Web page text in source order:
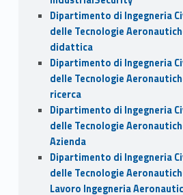
Dipartimento di Ingegneria
delle Tecnologie
didattica
Dipartimento di Ingegneria
delle Tecnologie
ricerca
Dipartimento di Ingegneria
delle Tecnologie
Azienda
Dipartimento di Ingegneria
delle Tecnologie
Lavoro Ingegneria